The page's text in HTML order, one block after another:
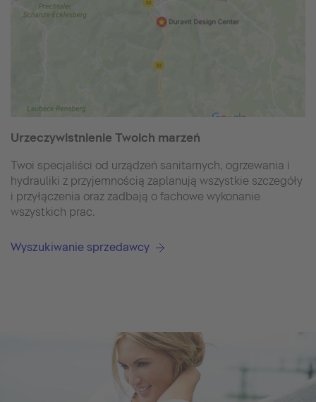
Urzeczywistnienie Twoich marzeń
Twoi specjaliści od urządzeń sanitarnych, ogrzewania i
hydrauliki z przyjemnością zaplanują wszystkie szczegóły
i przyłączenia oraz zadbają o fachowe wykonanie
wszystkich prac.
Wyszukiwanie sprzedawcy